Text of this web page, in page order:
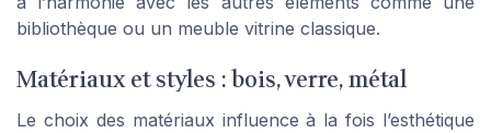
bibliothèque ou un meuble vitrine classique.
Matériaux et styles : bois, verre, métal
Le choix des matériaux influence à la fois l’esthétique